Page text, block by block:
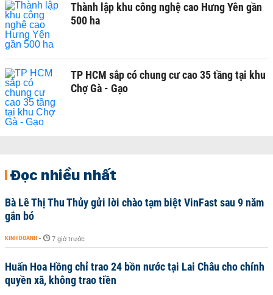
Thành lập khu công nghệ cao Hưng Yên gần
500 ha
TP HCM sắp có chung cư cao 35 tầng tại khu
Chợ Gà - Gạo
Đọc nhiều nhất
Bà Lê Thị Thu Thủy gửi lời chào tạm biệt VinFast sau 9 năm
gắn bó
KINH DOANH - 7 giờ trước
Huấn Hoa Hồng chỉ trao 24 bồn nước tại Lai Châu cho chính
quyền xã, không trao tiền